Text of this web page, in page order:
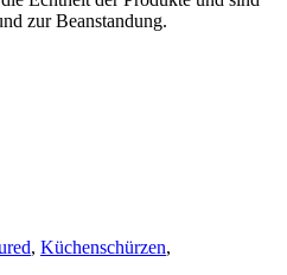
zur Beanstandung.
, Küchenschürzen,